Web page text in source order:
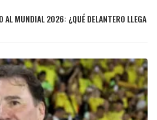
AL MUNDIAL 2026: ¿QUÉ DELANTERO LLEGA